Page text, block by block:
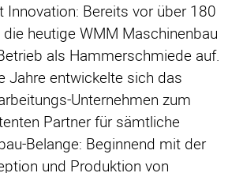
Innovation: Bereits vor über 180
heutige WMM Maschinenbau
als Hammerschmiede auf.
Jahre entwickelte sich das
Unternehmen zum
Partner für sämtliche
Belange: Beginnend mit der
und Produktion von